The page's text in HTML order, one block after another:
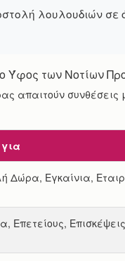
λουλουδιών σε
Ύφος των Νοτίων
απαιτούν
Δώρα, Εγκαίνια,
Επετείους,